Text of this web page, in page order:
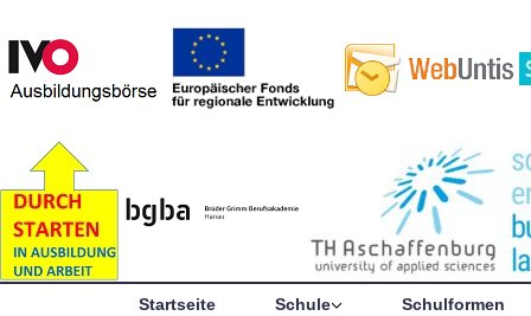
Startseite Schule Schulformen